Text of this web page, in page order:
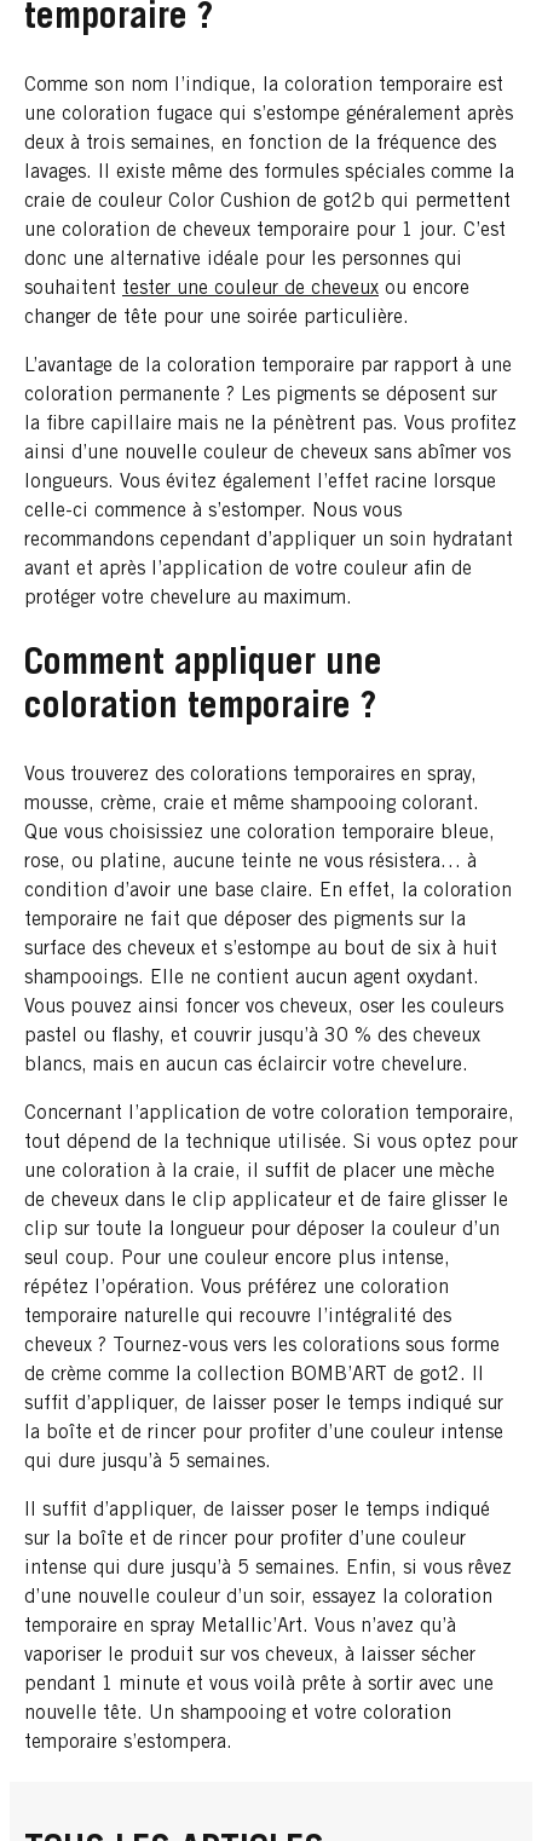
temporaire ?
Comme son nom l’indique, la coloration temporaire est
une coloration fugace qui s’estompe généralement après
deux à trois semaines, en fonction de la fréquence des
lavages. Il existe même des formules spéciales comme la
craie de couleur Color Cushion de got2b qui permettent
une coloration de cheveux temporaire pour 1 jour. C’est
donc une alternative idéale pour les personnes qui
souhaitent tester une couleur de cheveux ou encore
changer de tête pour une soirée particulière.
L’avantage de la coloration temporaire par rapport à une
coloration permanente ? Les pigments se déposent sur
la fibre capillaire mais ne la pénètrent pas. Vous profitez
ainsi d’une nouvelle couleur de cheveux sans abîmer vos
longueurs. Vous évitez également l’effet racine lorsque
celle-ci commence à s’estomper. Nous vous
recommandons cependant d’appliquer un soin hydratant
avant et après l’application de votre couleur afin de
protéger votre chevelure au maximum.
Comment appliquer une
coloration temporaire ?
Vous trouverez des colorations temporaires en spray,
mousse, crème, craie et même shampooing colorant.
Que vous choisissiez une coloration temporaire bleue,
rose, ou platine, aucune teinte ne vous résistera… à
condition d’avoir une base claire. En effet, la coloration
temporaire ne fait que déposer des pigments sur la
surface des cheveux et s’estompe au bout de six à huit
shampooings. Elle ne contient aucun agent oxydant.
Vous pouvez ainsi foncer vos cheveux, oser les couleurs
pastel ou flashy, et couvrir jusqu’à 30 % des cheveux
blancs, mais en aucun cas éclaircir votre chevelure.
Concernant l’application de votre coloration temporaire,
tout dépend de la technique utilisée. Si vous optez pour
une coloration à la craie, il suffit de placer une mèche
de cheveux dans le clip applicateur et de faire glisser le
clip sur toute la longueur pour déposer la couleur d’un
seul coup. Pour une couleur encore plus intense,
répétez l’opération. Vous préférez une coloration
temporaire naturelle qui recouvre l’intégralité des
cheveux ? Tournez-vous vers les colorations sous forme
de crème comme la collection BOMB’ART de got2. Il
suffit d’appliquer, de laisser poser le temps indiqué sur
la boîte et de rincer pour profiter d’une couleur intense
qui dure jusqu’à 5 semaines.
Il suffit d’appliquer, de laisser poser le temps indiqué
sur la boîte et de rincer pour profiter d’une couleur
intense qui dure jusqu’à 5 semaines. Enfin, si vous rêvez
d’une nouvelle couleur d’un soir, essayez la coloration
temporaire en spray Metallic’Art. Vous n’avez qu’à
vaporiser le produit sur vos cheveux, à laisser sécher
pendant 1 minute et vous voilà prête à sortir avec une
nouvelle tête. Un shampooing et votre coloration
temporaire s’estompera.